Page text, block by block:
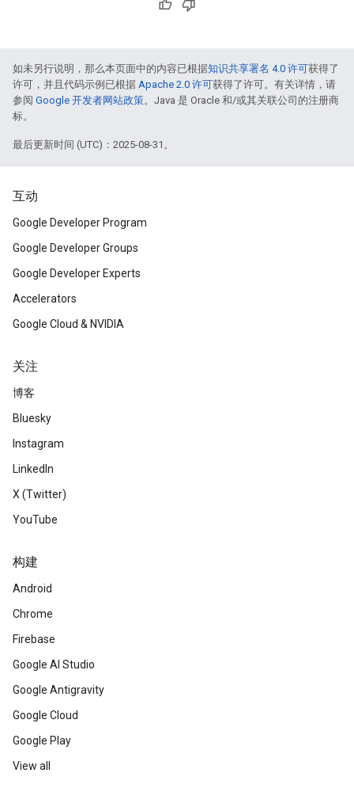
如未另行说明，那么本页面中的内容已根据知识共享署名 4.0 许可获得了
许可，并且代码示例已根据 Apache 2.0 许可获得了许可。有关详情，请
参阅 Google 开发者网站政策。Java 是 Oracle 和/或其关联公司的注册商
标。
最后更新时间 (UTC)：2025-08-31。
互动
Google Developer Program
Google Developer Groups
Google Developer Experts
Accelerators
Google Cloud & NVIDIA
关注
博客
Bluesky
Instagram
LinkedIn
X (Twitter)
YouTube
构建
Android
Chrome
Firebase
Google AI Studio
Google Antigravity
Google Cloud
Google Play
View all